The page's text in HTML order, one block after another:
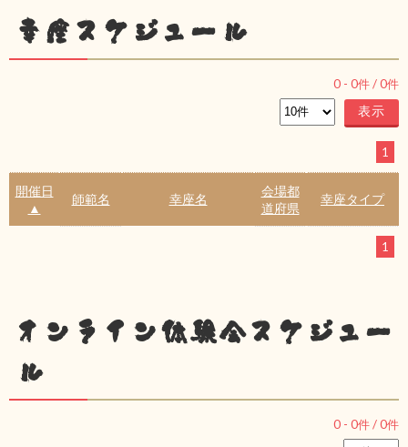
幸座スケジュール
0 - 0件 /0件
1
開催日
▲
師範名 幸座名
会場都
道府県
幸座タイプ
1
オンライン体験会スケジュー
ル
0 - 0件 /0件